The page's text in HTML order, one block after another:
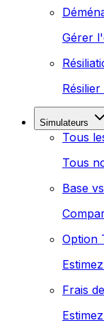
Gérer
Simulateurs
Tous
Tous
Base
Option
Frais